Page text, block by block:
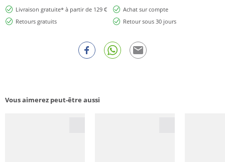
Livraison gratuite* à partir de 129 €
Achat sur compte
Retours gratuits
Retour sous 30 jours
Vous aimerez peut-être aussi